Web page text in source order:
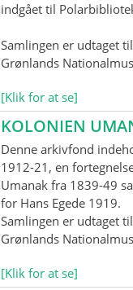
indgået til
Samlingen er udtaget
Grønlands
[Klik for at se]
KOLONIEN
Denne arkivfond
1912-21, en
Umanak fra 1839-49
for Hans Egede 1919.
Samlingen er udtaget
Grønlands
[Klik for at se]